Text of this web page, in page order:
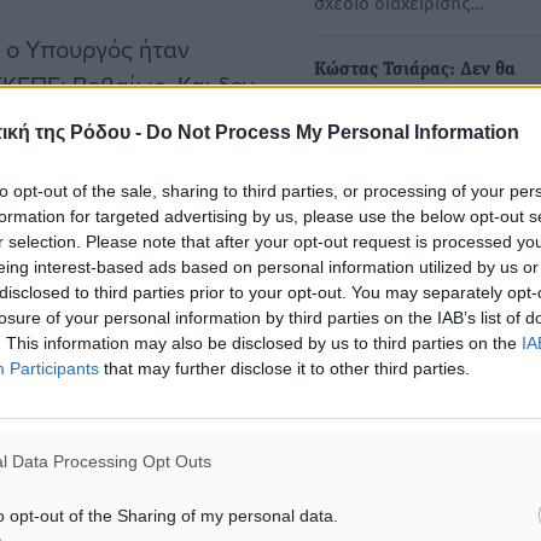
της Ρόδου - Do Not Process My Personal Information
opt-out of the sale, sharing to third parties, or processing of your
for targeted advertising by us, please use the below opt-out
selection. Please note that after your opt-out request is processed
interest-based ads based on personal information utilized by us
to third parties prior to your opt-out. You may separately
of your personal information by third parties on the IAB’s list of
This information may also be disclosed by us to third parties on the
Participants that may further disclose it to other third parties.
Data Processing Opt Outs
opt-out of the Sharing of my personal data.
Υπουργός ήταν
Βεβαίως. Και δεν
αιτίες, στάθηκε στην
διαχειριστικά σχέδια
η οποία
διασταυρωτικών
και σημείωσε με έμφαση:
ότι κάποιοι
πόρους που
ότι στήριξε ο
την ευρωπαϊκή
Είναι και εντολή του
Κώστας Τσιάρας: Δεν θα
των κοινοτικών
Δεν μπορούμε να
διακινδυνεύσουμε την
των κοινοτικών
τους…
Στην ΑΑΔΕ ο Μητσοτάκης
myAGRO: «Είναι μια πολύ
Εσόδων (ΑΑΔΕ)
σήμερα ο Κυριάκος